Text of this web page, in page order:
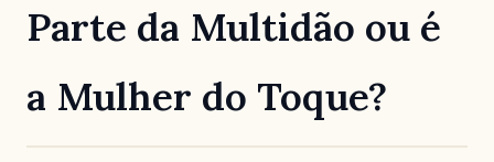
Parte da Multidão ou é
a Mulher do Toque?